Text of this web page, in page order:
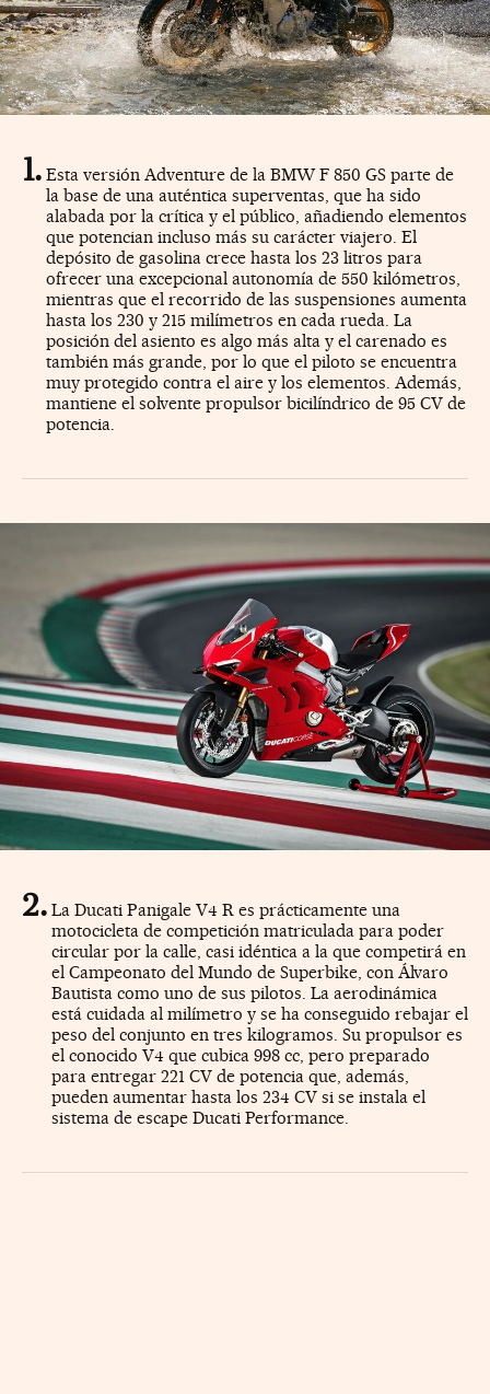
Esta versión Adventure de la BMW F 850 GS parte de
la base de una auténtica superventas, que ha sido
alabada por la crítica y el público, añadiendo elementos
que potencian incluso más su carácter viajero. El
depósito de gasolina crece hasta los 23 litros para
ofrecer una excepcional autonomía de 550 kilómetros,
mientras que el recorrido de las suspensiones aumenta
hasta los 230 y 215 milímetros en cada rueda. La
posición del asiento es algo más alta y el carenado es
también más grande, por lo que el piloto se encuentra
muy protegido contra el aire y los elementos. Además,
mantiene el solvente propulsor bicilíndrico de 95 CV de
potencia.
La Ducati Panigale V4 R es prácticamente una
motocicleta de competición matriculada para poder
circular por la calle, casi idéntica a la que competirá en
el Campeonato del Mundo de Superbike, con Álvaro
Bautista como uno de sus pilotos. La aerodinámica
está cuidada al milímetro y se ha conseguido rebajar el
peso del conjunto en tres kilogramos. Su propulsor es
el conocido V4 que cubica 998 cc, pero preparado
para entregar 221 CV de potencia que, además,
pueden aumentar hasta los 234 CV si se instala el
sistema de escape Ducati Performance.